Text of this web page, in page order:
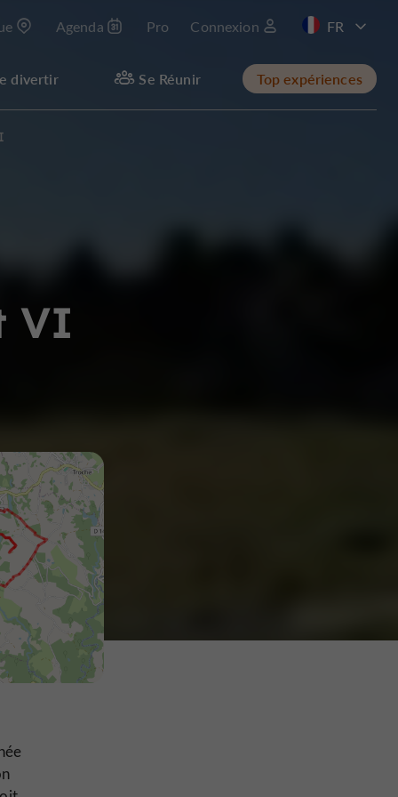
Agenda Pro Connexion
EN
divertir Se Réunir Top expériences
VI